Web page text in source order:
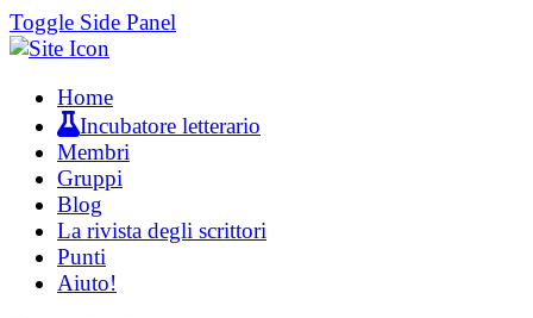
Toggle Side Panel
Home
Incubatore letterario
Membri
Gruppi
Blog
La rivista degli scrittori
Punti
Aiuto!